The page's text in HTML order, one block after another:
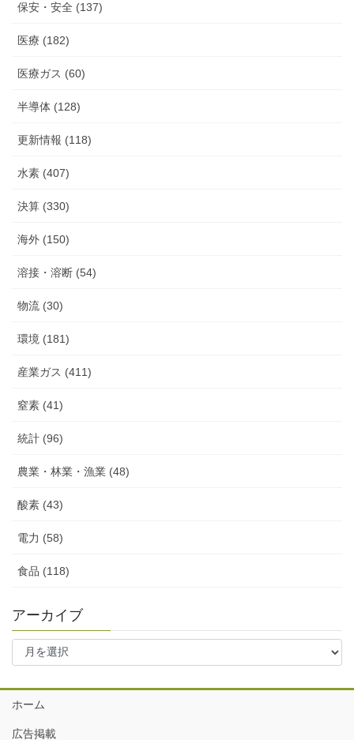
保安・安全 (137)
医療 (182)
医療ガス (60)
半導体 (128)
更新情報 (118)
水素 (407)
決算 (330)
海外 (150)
溶接・溶断 (54)
物流 (30)
環境 (181)
産業ガス (411)
窒素 (41)
統計 (96)
農業・林業・漁業 (48)
酸素 (43)
電力 (58)
食品 (118)
アーカイブ
ア
イ
ブ
ホーム
広告掲載